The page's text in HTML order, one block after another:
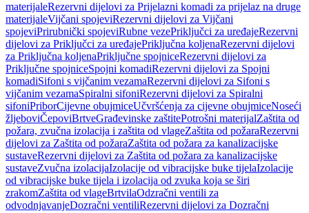
materijaleRezervni dijelovi za Prijelazni komadi za prijelaz na druge
materijaleVijčani spojeviRezervni dijelovi za Vijčani
spojeviPrirubnički spojeviRubne vezePriključci za uređajeRezervni
dijelovi za Priključci za uređajePriključna koljenaRezervni dijelovi
za Priključna koljenaPriključne spojniceRezervni dijelovi za
Priključne spojniceSpojni komadiRezervni dijelovi za Spojni
komadiSifoni s vijčanim vezamaRezervni dijelovi za Sifoni s
vijčanim vezamaSpiralni sifoniRezervni dijelovi za Spiralni
sifoniPriborCijevne obujmiceUčvršćenja za cijevne obujmiceNoseći
žljeboviČepoviBrtveGrađevinske zaštitePotrošni materijalZaštita od
požara, zvučna izolacija i zaštita od vlageZaštita od požaraRezervni
dijelovi za Zaštita od požaraZaštita od požara za kanalizacijske
sustaveRezervni dijelovi za Zaštita od požara za kanalizacijske
sustaveZvučna izolacijaIzolacije od vibracijske buke tijelaIzolacije
od vibracijske buke tijela i izolacija od zvuka koja se širi
zrakomZaštita od vlageBrtvilaOdzračni ventili za
odvodnjavanjeDozračni ventiliRezervni dijelovi za Dozračni